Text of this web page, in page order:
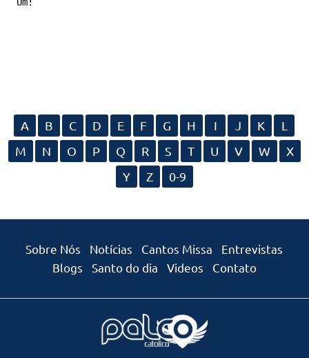
A B C D E F G H I J K
L
M
N O P Q R S T U V W
X
Y
Z 0-9
Sobre Nós Notícias Cantos Missa
Entrevistas
Blogs
Santo do dia Videos Contato